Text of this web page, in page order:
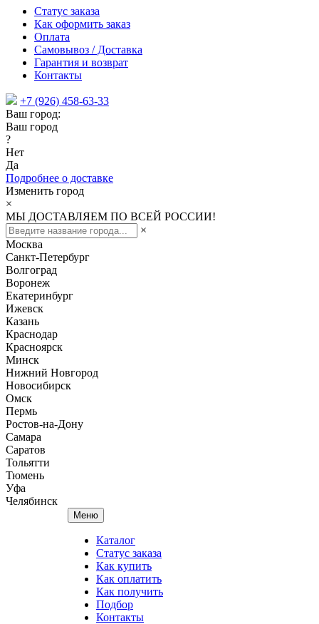
Статус заказа
Как оформить заказ
Оплата
Самовывоз / Доставка
Гарантия и возврат
Контакты
+7 (926) 458-63-33
Ваш город:
Ваш город
?
Нет
Да
Подробнее о доставке
Изменить город
×
МЫ ДОСТАВЛЯЕМ ПО ВСЕЙ РОССИИ!
×
Москва
Санкт-Петербург
Волгоград
Воронеж
Екатеринбург
Ижевск
Казань
Краснодар
Красноярск
Минск
Нижний Новгород
Новосибирск
Омск
Пермь
Ростов-на-Дону
Самара
Саратов
Тольятти
Тюмень
Уфа
Челябинск
Меню
Каталог
Статус заказа
Как купить
Как оплатить
Как получить
Подбор
Контакты